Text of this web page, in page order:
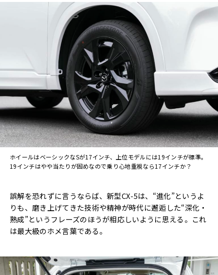
ホイールはベーシックなSが17インチ、上位モデルには19インチが標準。
19インチはやや当たりが固めなので乗り心地重視なら17インチか？
誤解を恐れずに言うならば、新型CX-5は、“進化”というよ
りも、磨き上げてきた技術や精神が時代に邂逅した“深化・
熟成”というフレーズのほうが相応しいように思える。これ
は最大級のホメ言葉である。